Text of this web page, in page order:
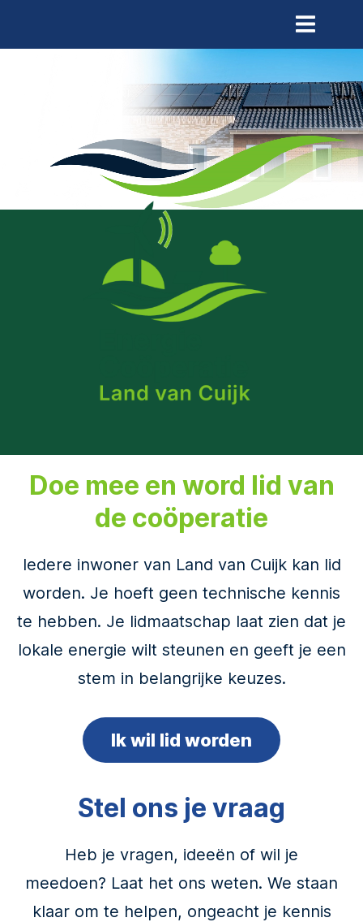
Doe mee en word lid van
de coöperatie
Iedere inwoner van Land van Cuijk kan lid
worden. Je hoeft geen technische kennis
te hebben. Je lidmaatschap laat zien dat je
lokale energie wilt steunen en geeft je een
stem in belangrijke keuzes.
Ik wil lid worden
Stel ons je vraag
Heb je vragen, ideeën of wil je
meedoen? Laat het ons weten. We staan
klaar om te helpen, ongeacht je kennis